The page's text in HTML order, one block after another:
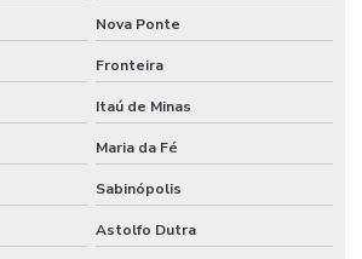
Nova Ponte
Fronteira
Itaú de Minas
Maria da Fé
Sabinópolis
Astolfo Dutra